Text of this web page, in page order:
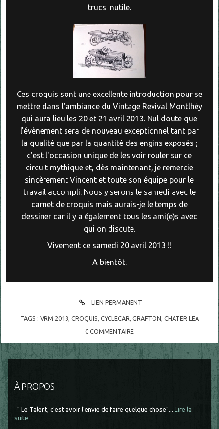
À PROPOS
" Le Talent, c'est avoir l'envie de faire quelque chose"... Lire la
suite
trucs inutile.
Ces croquis sont une excellente introduction pour se
mettre dans l'ambiance du Vintage Revival Montlhéy
qui aura lieu les 20 et 21 avril 2013. Nul doute que
l'évènement sera de nouveau exceptionnel tant par
la qualité que par la quantité des engins exposés ;
c'est l'occasion unique de les voir rouler sur ce
circuit mythique et, dès maintenant, je remercie
sincèrement Vincent et toute son équipe pour le
travail accompli. Nous y serons le samedi avec le
carnet de croquis mais aurais-je le temps de
dessiner car il y a également tous les ami(e)s avec
qui on discute.
Vivement ce samedi 20 avril 2013 !!
A bientôt.
LIEN PERMANENT
TAGS : VRM 2013, CROQUIS, CYCLECAR, GRAFTON, CHATER LEA
0 COMMENTAIRE